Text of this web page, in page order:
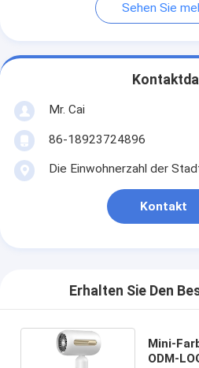
Sehen Sie
Mr. Cai
86-18923724896
Die Einwohnerzahl der
Kontakt
Erhalten Sie Den
Mini-
ODM-